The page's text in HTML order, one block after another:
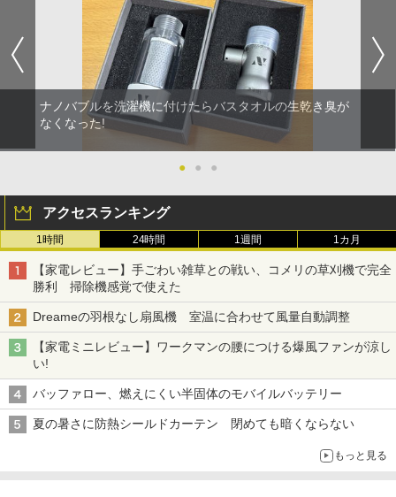
ナノバブルを洗濯機に付けたらバスタオルの生乾き臭が
なくなった!
● ● ●
アクセスランキング
1時間 24時間 1週間 1カ月
【家電レビュー】手ごわい雑草との戦い、コメリの草刈機で完全
勝利 掃除機感覚で使えた
Dreameの羽根なし扇風機 室温に合わせて風量自動調整
【家電ミニレビュー】ワークマンの腰につける爆風ファンが涼し
い!
バッファロー、燃えにくい半固体のモバイルバッテリー
夏の暑さに防熱シールドカーテン 閉めても暗くならない
もっと見る